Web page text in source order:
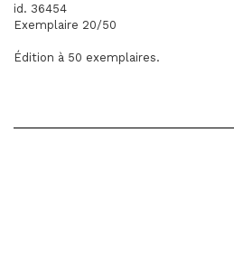
id. 36454
Exemplaire 20/50
Édition à 50 exemplaires.